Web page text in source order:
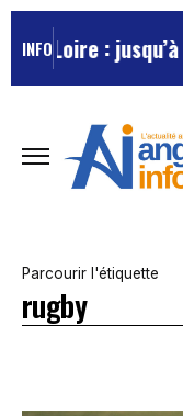
INFO
jusqu’à 39°C
Parcourir l'étiquette
rugby